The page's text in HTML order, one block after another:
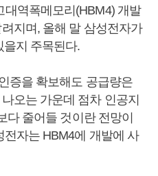
역폭메모리(HBM4) 개발
지며, 올해 말 삼성전자가
을지 주목된다.
증을 확보해도 공급량은
오는 가운데 점차 인공지
다 줄어들 것이란 전망이
자는 HBM4에 개발에 사